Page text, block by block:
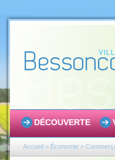
DÉCOUVERTE
Accueil > Économie >